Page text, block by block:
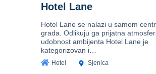
Hotel Lane
Hotel Lane se nalazi u samom
grada. Odlikuju ga prijatna
udobnost ambijenta Hotel Lane je
kategorizovan i…
Hotel Sjenica